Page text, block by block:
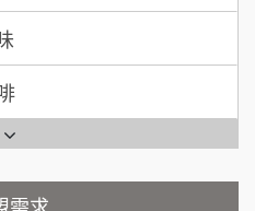
50萬~75萬
台南
100萬~300萬